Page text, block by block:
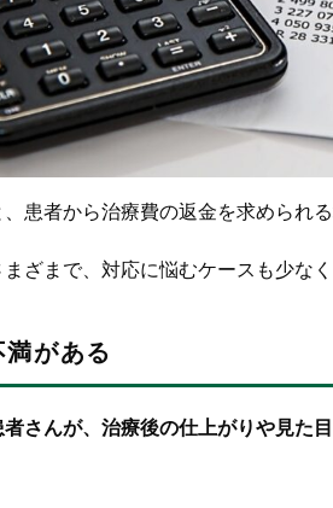
患者から治療費の返金を求められ
ざまで、対応に悩むケースも少なく
がある
さんが、治療後の仕上がりや見た